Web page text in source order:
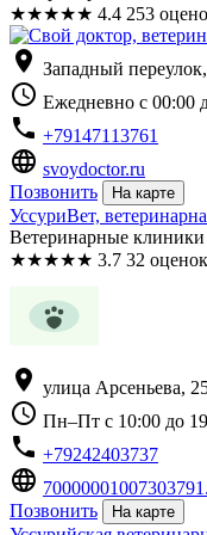
★★★★★ 4.4 253
location_on Западный
schedule Ежедневно с 00:00
phone +79147113761
language svoydoctor.ru
Позвонить
На карте
УссуриВет,
Ветеринарные
★★★★★ 3.7 32 оценок
location_on улица Арсеньева,
schedule Пн–Пт с 10:00 до
phone +79242403737
language
Позвонить
На карте